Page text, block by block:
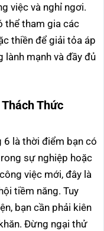
việc và nghỉ ngơi.
thể tham gia các
thiền để giải tỏa áp
lành mạnh và đầy đủ
Thức
6 là thời điểm bạn có
sự nghiệp hoặc
việc mới, đây là
tiềm năng. Tuy
bạn cần phải kiên
Đừng ngại thử